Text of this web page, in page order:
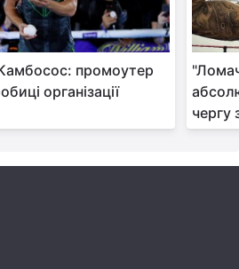
Вакансії
промоутер
організації
чергу